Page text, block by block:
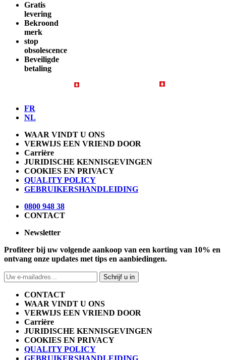
Gratis
levering
Bekroond
merk
stop
obsolescence
Beveiligde
betaling
FR
NL
WAAR VINDT U ONS
VERWIJS EEN VRIEND DOOR
Carrière
JURIDISCHE KENNISGEVINGEN
COOKIES EN PRIVACY
QUALITY POLICY
GEBRUIKERSHANDLEIDING
0800 948 38
CONTACT
Newsletter
Profiteer bij uw volgende aankoop van een korting van 10% en
ontvang onze updates met tips en aanbiedingen.
Schrijf u in
CONTACT
WAAR VINDT U ONS
VERWIJS EEN VRIEND DOOR
Carrière
JURIDISCHE KENNISGEVINGEN
COOKIES EN PRIVACY
QUALITY POLICY
GEBRUIKERSHANDLEIDING